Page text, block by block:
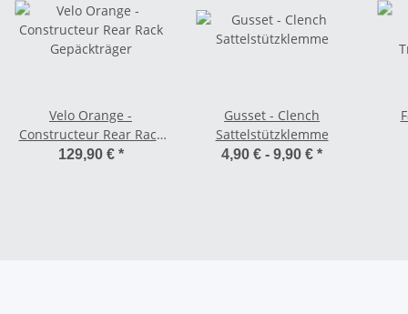
Velo Orange -
Constructeur Rear Rack
Gepäckträger
129,90 € *
Gusset - Clench
Sattelstützklemme
4,90 € - 9,90 € *